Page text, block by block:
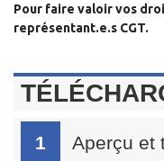
Pour faire valoir vos
représentant.e.s CGT.
1 Aperçu et